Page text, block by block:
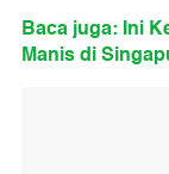
Baca juga: Ini
Manis di